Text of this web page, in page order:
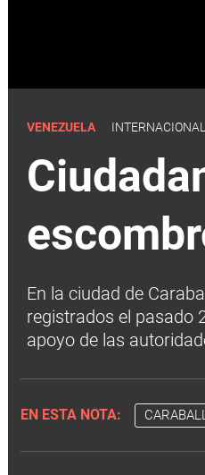
VENEZUELA
En la ciudad de
registrados el pasado
apoyo de las
EN ESTA NOTA: